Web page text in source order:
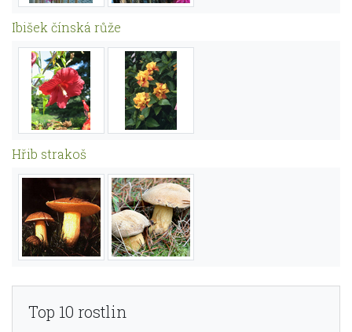
Ibišek čínská růže
Hřib strakoš
Top 10 rostlin